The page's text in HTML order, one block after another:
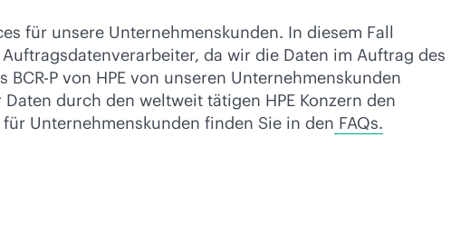
für unsere Unternehmenskunden. In diesem Fall
da wir die Daten im Auftrag des
P von HPE von unseren Unternehmenskunden
durch den weltweit tätigen HPE Konzern den
Unternehmenskunden finden Sie in den FAQs.